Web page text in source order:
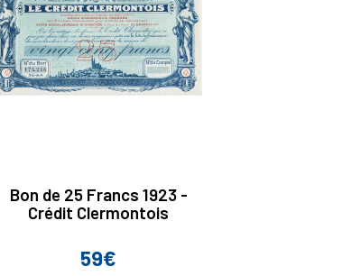
Bon de 25 Francs 1923 -
Crédit Clermontois
Prix
59€